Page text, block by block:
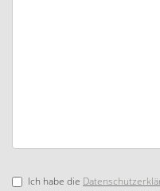
Ich habe die